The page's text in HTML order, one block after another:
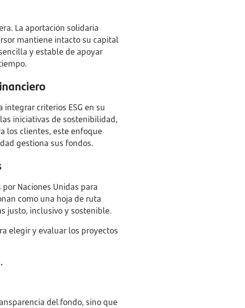
La aportación solidaria
mantiene intacto su capital
y estable de apoyar
criterios ESG en su
iniciativas de sostenibilidad,
los clientes, este enfoque
gestiona sus fondos.
Naciones Unidas para
como una hoja de ruta
justo, inclusivo y sostenible.
elegir y evaluar los proyectos
del fondo, sino que